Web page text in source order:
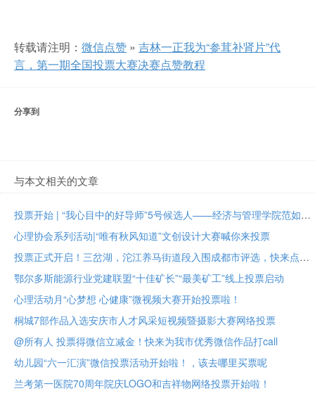
转载请注明： 微信点赞 » 吉林一正我为“参茸补肾片”代
言，第一期全国投票大赛决赛点赞教程
分享到
与本文相关的文章
投票开始 | “我心目中的好导师”5号候选人——经济与管理学院范如国教授
心理协会系列活动|“唯有秋风知道”文创设计大赛喊你来投票
投票正式开启！三岔湖，沱江养马街道段入围成都市评选，快来点赞助力吧
鄂尔多斯能源行业党建联盟“十佳矿长”“最美矿工”线上投票启动
心理活动月“心梦想 心健康”微视频大赛开始投票啦！
桐城7部作品入选安庆市人才风采短视频暨摄影大赛网络投票
@所有人 投票得微信立减金！快来为我市优秀微信作品打call
幼儿园“六一汇演”微信投票活动开始啦！，该去哪里买票呢
兰考第一医院70周年院庆LOGO和吉祥物网络投票开始啦！